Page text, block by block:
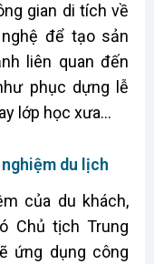
gian di tích về
để tạo sản
liên quan đến
phục dựng lễ
lớp học xưa…
du lịch
của du khách,
Chủ tịch Trung
ứng dụng công